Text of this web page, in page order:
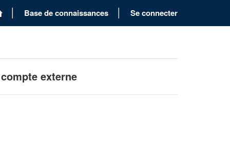
Base de connaissances Se connecter
externe